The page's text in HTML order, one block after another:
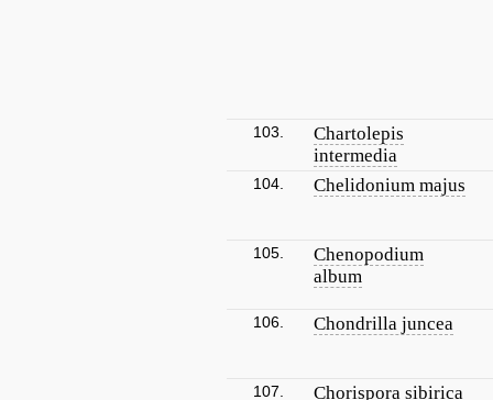
103.
Chartolepis
intermedia
104. Chelidonium majus
105.
Chenopodium
album
106. Chondrilla juncea
107. Chorispora sibirica